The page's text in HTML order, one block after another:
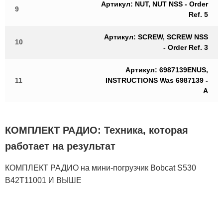
9
Артикул: NUT, NUT NSS - Order
Ref. 5
10
Артикул: SCREW, SCREW NSS
- Order Ref. 3
11
Артикул: 6987139ENUS,
INSTRUCTIONS Was 6987139 -
A
КОМПЛЕКТ РАДИО: Техника, которая
работает на результат
КОМПЛЕКТ РАДИО на мини-погрузчик Bobcat S530
B42T11001 И ВЫШЕ